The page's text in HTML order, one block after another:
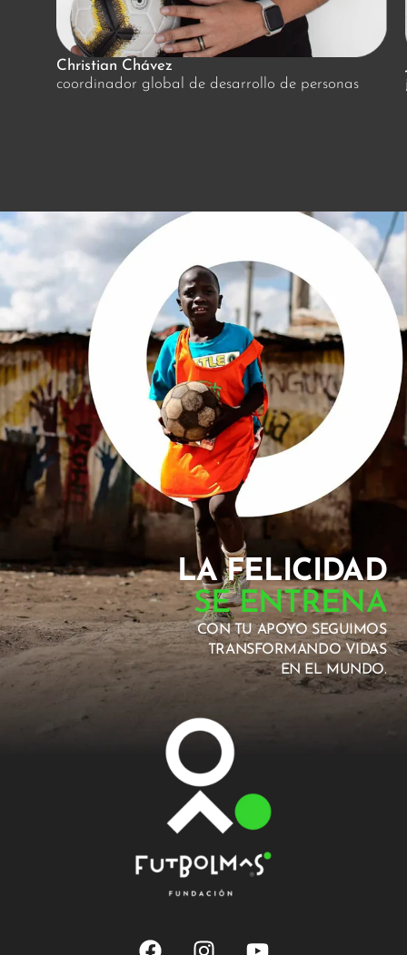
Christian Chávez
coordinador global de desarrollo de personas
LA FELICIDAD
SE ENTRENA
CON TU APOYO SEGUIMOS
TRANSFORMANDO VIDAS
EN EL MUNDO.